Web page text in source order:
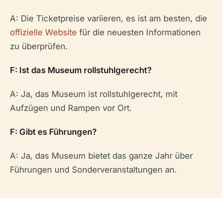
A: Die Ticketpreise variieren, es ist am besten, die
offizielle Website für die neuesten Informationen
zu überprüfen.
F: Ist das Museum rollstuhlgerecht?
A: Ja, das Museum ist rollstuhlgerecht, mit
Aufzügen und Rampen vor Ort.
F: Gibt es Führungen?
A: Ja, das Museum bietet das ganze Jahr über
Führungen und Sonderveranstaltungen an.